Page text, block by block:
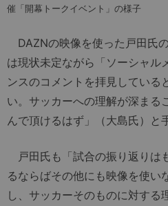
催「開幕トークイベント」の様子
DAZNの映像を使った戸田氏
は現状未定ながら「ソーシャル
ンスのコメントを拝見している
い。サッカーへの理解が深まる
んで頂けるはず」（大島氏）と
戸田氏も「試合の振り返りは
るならばその他にも映像を使い
し、サッカーそのものに対する